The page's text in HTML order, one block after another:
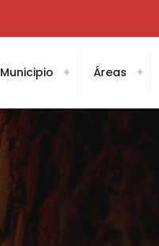
Municipio Áreas